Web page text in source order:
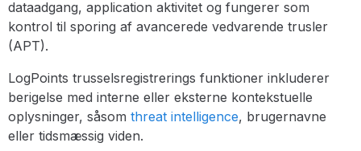
dataadgang, application aktivitet og fungerer som
kontrol til sporing af avancerede vedvarende trusler
(APT).
LogPoints trusselsregistrerings funktioner inkluderer
berigelse med interne eller eksterne kontekstuelle
oplysninger, såsom threat intelligence, brugernavne
eller tidsmæssig viden.